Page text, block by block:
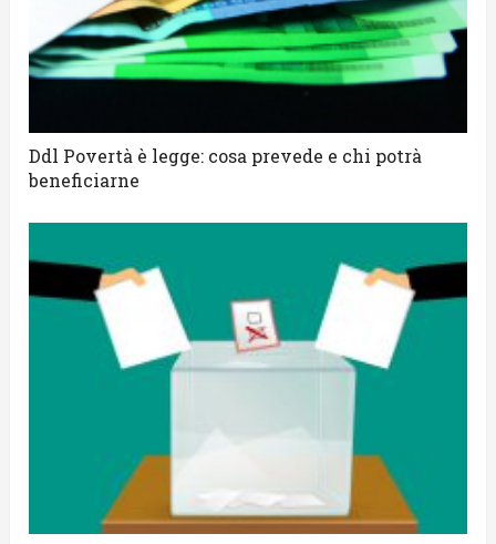
Ddl Povertà è legge: cosa prevede e chi potrà
beneficiarne